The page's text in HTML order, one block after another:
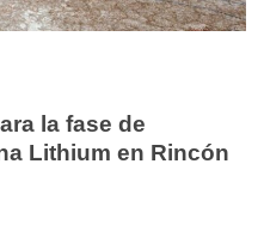
la fase de
Lithium en Rincón